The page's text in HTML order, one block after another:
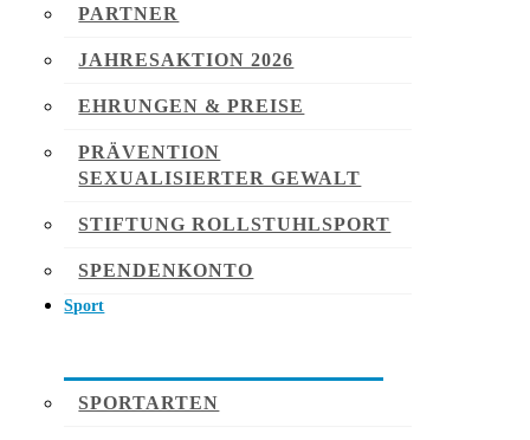
PARTNER
JAHRESAKTION 2026
EHRUNGEN & PREISE
PRÄVENTION
SEXUALISIERTER GEWALT
STIFTUNG ROLLSTUHLSPORT
SPENDENKONTO
Sport
SPORTARTEN